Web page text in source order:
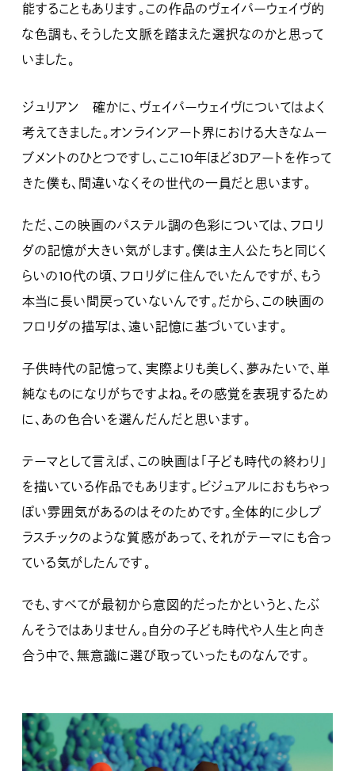
能することもあります。この作品のヴェイパーウェイヴ的
な色調も、そうした文脈を踏まえた選択なのかと思って
いました。
ジュリアン 確かに、ヴェイパーウェイヴについてはよく
考えてきました。オンラインアート界における大きなムー
ブメントのひとつですし、ここ10年ほど3Dアートを作って
きた僕も、間違いなくその世代の一員だと思います。
ただ、この映画のパステル調の色彩については、フロリ
ダの記憶が大きい気がします。僕は主人公たちと同じく
らいの10代の頃、フロリダに住んでいたんですが、もう
本当に長い間戻っていないんです。だから、この映画の
フロリダの描写は、遠い記憶に基づいています。
子供時代の記憶って、実際よりも美しく、夢みたいで、単
純なものになりがちですよね。その感覚を表現するため
に、あの色合いを選んだんだと思います。
テーマとして言えば、この映画は「子ども時代の終わり」
を描いている作品でもあります。ビジュアルにおもちゃっ
ぽい雰囲気があるのはそのためです。全体的に少しプ
ラスチックのような質感があって、それがテーマにも合っ
ている気がしたんです。
でも、すべてが最初から意図的だったかというと、たぶ
んそうではありません。自分の子ども時代や人生と向き
合う中で、無意識に選び取っていったものなんです。